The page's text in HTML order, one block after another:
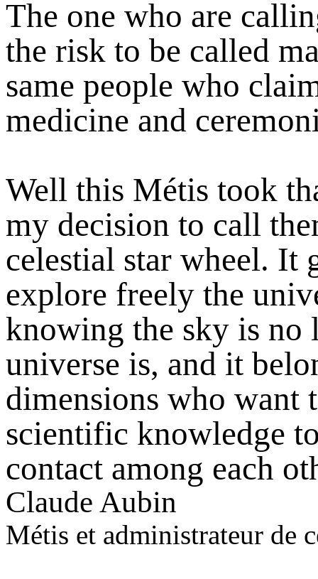
The one who are
the risk to be called
same people who
medicine and
Well this Métis took
my decision to call
celestial star wheel. It
explore freely the
knowing the sky is
universe is, and it
dimensions who want
scientific knowledge
contact among each
Claude Aubin
Métis et administrateur de